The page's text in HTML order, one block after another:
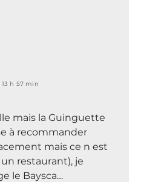
h 57 min
mais la Guinguette
à recommander
mais ce n est
restaurant), je
le Baysca…